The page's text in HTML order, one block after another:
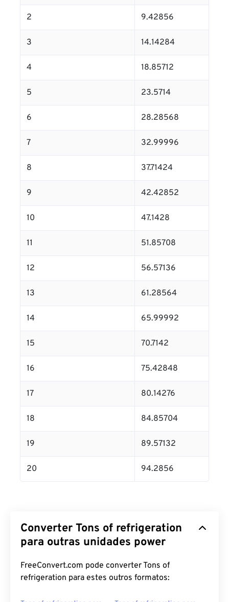
2 9.42856
3 14.14284
4 18.85712
5 23.5714
6 28.28568
7 32.99996
8 37.71424
9 42.42852
10 47.1428
11 51.85708
12 56.57136
13 61.28564
14 65.99992
15 70.7142
16 75.42848
17 80.14276
18 84.85704
19 89.57132
20 94.2856
Converter Tons of refrigeration
para outras unidades power
FreeConvert.com pode converter Tons of
refrigeration para estes outros formatos: